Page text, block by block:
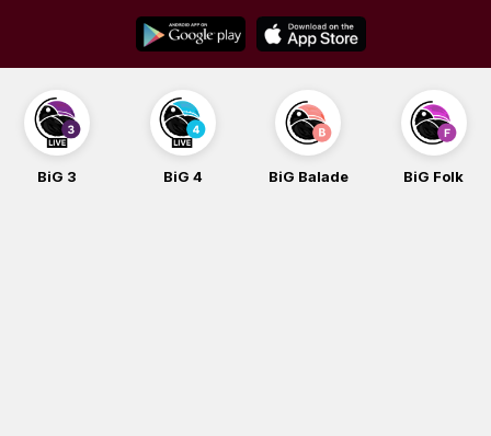
content
BiG 3 BiG 4 BiG Balade BiG Folk